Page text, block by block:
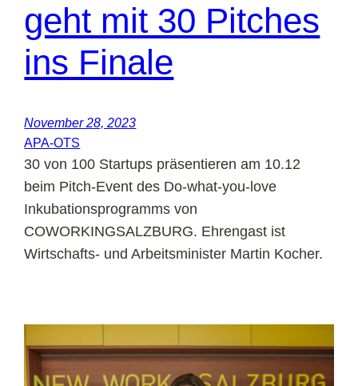
geht mit 30 Pitches
ins Finale
November 28, 2023
APA-OTS
30 von 100 Startups präsentieren am 10.12
beim Pitch-Event des Do-what-you-love
Inkubationsprogramms von
COWORKINGSALZBURG. Ehrengast ist
Wirtschafts- und Arbeitsminister Martin Kocher.